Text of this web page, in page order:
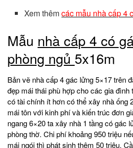
Xem thêmcác mẫu nhà cấp 4
Mẫu nhà cấp 4 có
phòng ngủ 5x16m
Bản vẽ nhà cấp 4 gác lửng 5×17 trên
đẹp mái thái phù hợp cho các gia
có tài chính ít hơn có thể xây nhà ống
mái tôn với kinh phí và kiến trúc đơn
ngang 6×20 ta xây nhà 1 tầng có gác
phòng thờ. Chi phí khoảng 950 triệu
mái ngói thì phát sinh thêm 50 triệu.